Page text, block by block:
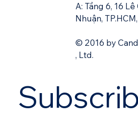
A: Tầng 6, 16
Nhuận,
© 2016 by
, Ltd.